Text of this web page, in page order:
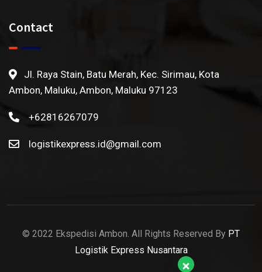
Contact
Jl. Raya Stain, Batu Merah, Kec. Sirimau, Kota
Ambon, Maluku, Ambon, Maluku 97123
+62816267079
logistikexpress.id@gmail.com
© 2022 Ekspedisi Ambon. All Rights Reserved By PT
Logistik Express Nusantara